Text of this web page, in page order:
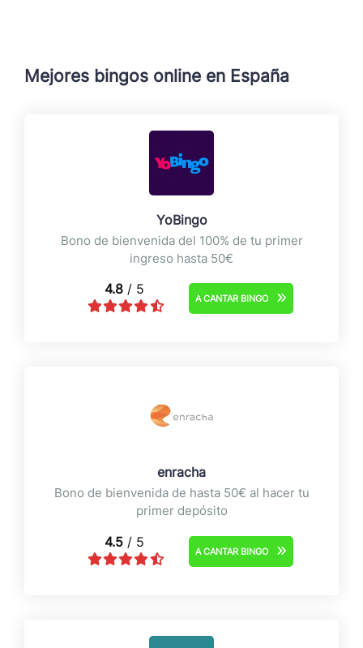
Mejores bingos online en España
YoBingo
Bono de bienvenida del 100% de tu primer
ingreso hasta 50€
4.8 / 5
A CANTAR BINGO
enracha
Bono de bienvenida de hasta 50€ al hacer tu
primer depósito
4.5 / 5
A CANTAR BINGO